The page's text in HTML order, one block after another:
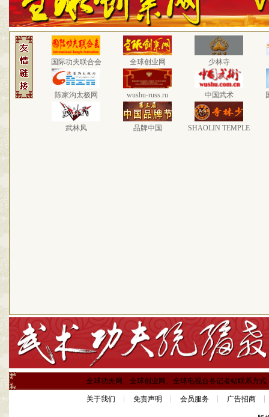
国际功夫联合会 全球创业网 少林寺
陈家沟太极网 wushu-russ.ru 中国武术
武林风 品牌中国 SHAOLIN TEMPLE
全球功夫网、全球创业网、全球电视台各记者站联系方式
关于我们 免责声明 会员服务 广告招商